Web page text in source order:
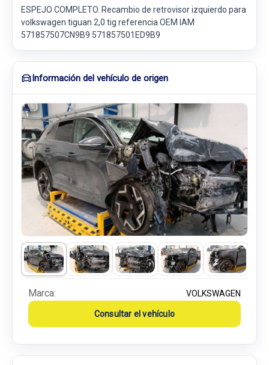
ESPEJO COMPLETO. Recambio de retrovisor izquierdo para
volkswagen tiguan 2,0 tig referencia OEM IAM
571857507CN9B9 571857501ED9B9
Información del vehículo de origen
Marca: VOLKSWAGEN
Consultar el vehículo